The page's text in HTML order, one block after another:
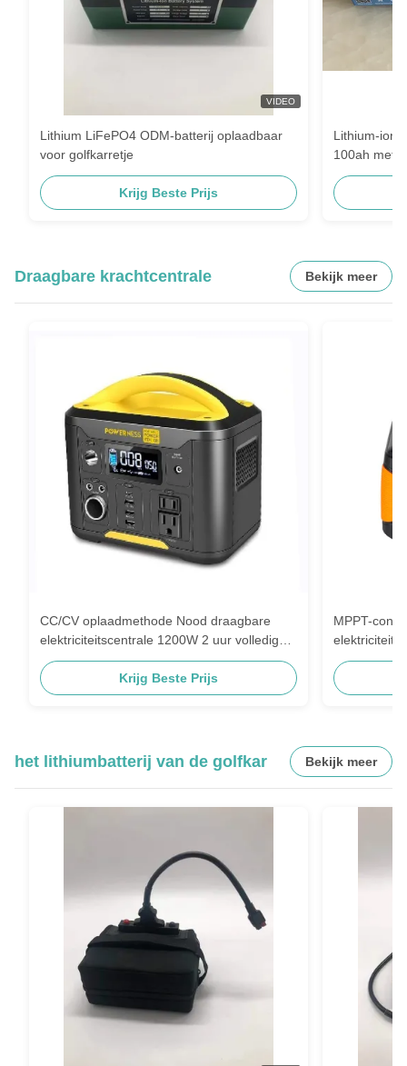
VIDEO
Lithium LiFePO4 ODM-batterij oplaadbaar
voor golfkarretje
Krijg Beste Prijs
Lithium-ion
100ah met
Draagbare krachtcentrale Bekijk meer
CC/CV oplaadmethode Nood draagbare
elektriciteitscentrale 1200W 2 uur volledig
opgeladen voor reizen
Krijg Beste Prijs
MPPT-
het lithiumbatterij van de golfkar Bekijk meer